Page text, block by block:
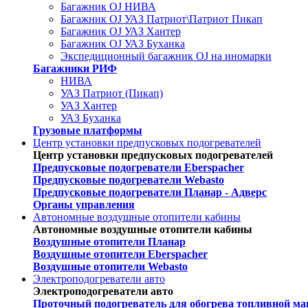
Багажник OJ НИВА
Багажник OJ УАЗ Патриот\Патриот Пикап
Багажник OJ УАЗ Хантер
Багажник OJ УАЗ Буханка
Экспедиционный багажник OJ на иномарки
Багажники РИФ
НИВА
УАЗ Патриот (Пикап)
УАЗ Хантер
УАЗ Буханка
Грузовые платформы
Центр установки предпусковых подогревателей
Центр установки предпусковых подогревателей
Предпусковые подогреватели Eberspacher
Предпусковые подогреватели Webasto
Предпусковые подогреватели Планар - Адверс
Органы управления
Автономные воздушные отопители кабины
Автономные воздушные отопители кабины
Воздушные отопители Планар
Воздушные отопители Eberspacher
Воздушные отопители Webasto
Электроподогреватели авто
Электроподогреватели авто
Проточный подогреватель для обогрева топливной